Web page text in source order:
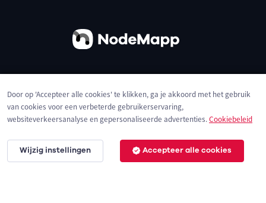
Privacybeleid Cookies
Door op 'Accepteer alle cookies' te klikken, ga je akkoord met het gebruik
van cookies voor een verbeterde gebruikerservaring,
websiteverkeersanalyse en gepersonaliseerde advertenties.Cookiebeleid
Wijzig instellingen Accepteer alle cookies